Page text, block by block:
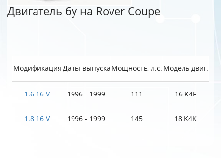
Двигатель бу на Rover Coupe
МодификацияДаты выпуска Мощность, л.с. Модель двиг.
1.6 16 V 1996 - 1999 111 16 K4F
1.8 16 V 1996 - 1999 145 18 K4K